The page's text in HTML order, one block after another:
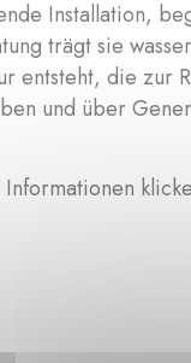
Installation,
trägt sie
entsteht, die zur
und über